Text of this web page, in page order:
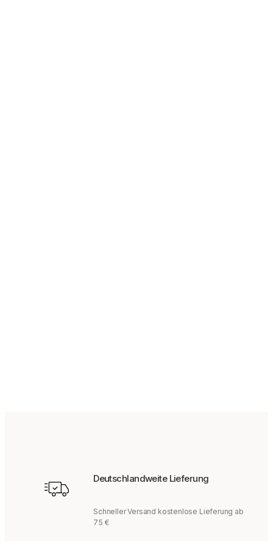
Deutschlandweite Lieferung
Schneller Versand kostenlose Lieferung ab
75 €